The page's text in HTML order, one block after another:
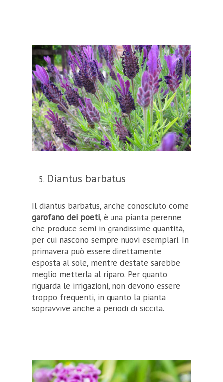
Diantus barbatus
Il diantus barbatus, anche conosciuto come
garofano dei poeti, è una pianta perenne
che produce semi in grandissime quantità,
per cui nascono sempre nuovi esemplari. In
primavera può essere direttamente
esposta al sole, mentre d’estate sarebbe
meglio metterla al riparo. Per quanto
riguarda le irrigazioni, non devono essere
troppo frequenti, in quanto la pianta
sopravvive anche a periodi di siccità.